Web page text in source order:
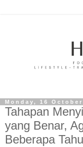
Monday, 16 October
Tahapan
yang Benar,
Beberapa